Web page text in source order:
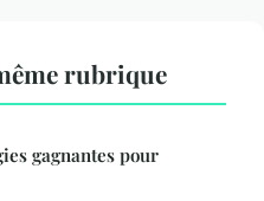
rubrique
gagnantes pour